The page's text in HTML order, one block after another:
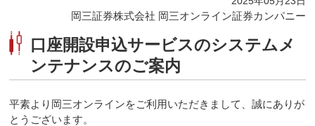
岡三証券株式会社 岡三オンライン証券カンパニー
口座開設申込サービスのシステムメ
ンテナンスのご案内
平素より岡三オンラインをご利用いただきまして、誠にありが
とうございます。